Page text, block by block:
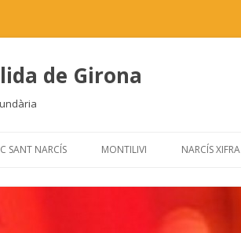
de Girona
SANT NARCÍS MONTILIVI NARCÍS XIFRA